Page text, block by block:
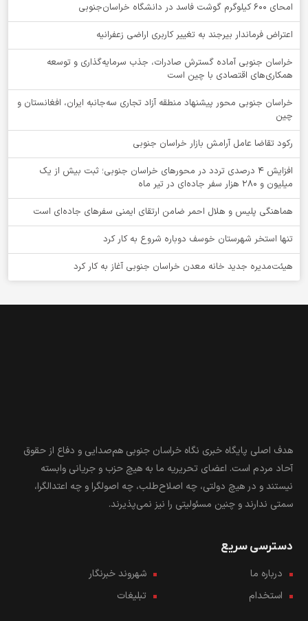
امحای ۶۰۰ کیلوگرم گوشت فاسد در دانشگاه خراسان‌جنوبی
اعتراض فرماندار بیرجند به تغییر کاربری اراضی زعفرانیه
خراسان جنوبی آماده گسترش صادرات، جذب سرمایه‌گذاری و توسعه
همکاری‌های اقتصادی با چین است
خراسان جنوبی محور پیشنهاد منطقه آزاد تجاری سه‌جانبه ایران، افغانستان و
چین
رکود تقاضا عامل آرامش بازار خراسان جنوبی
افزایش 4 درصدی تردد در محورهای خراسان جنوبی؛ ثبت بیش از یک
میلیون و 280 هزار سفر جاده‌ای در تیر ماه
هماهنگی پلیس و هلال احمر ضامن ارتقای ایمنی سفرهای جاده‌ای است
تنها استخر شهرستان خوسف دوباره شروع به کار کرد
هیئت‌مدیره جدید خانه معدن خراسان جنوبی آغاز به کار کرد
هدف اصلی پایگاه خبری نگاه خراسان جنوبی هم‌صدایی و دفاع از حقوق
آحاد مردم است. اعضای تحریریه ما به هیچ حزب و جریانی وابسته
نیستند و در هیچ دولتی، چه اصلاح‌طلب، چه اصولگرا و چه اعتدالگرا،
سمتی ندارند و چنین مسئولیتی را نیز نمی‌پذیرند.
دسترسی سریع
درباره ما
شهروند خبرنگار
استخدام
تبلیغات